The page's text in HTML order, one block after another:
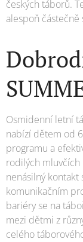
českých táborů.
alespoň částečně
Osmidenní letní
nabízí dětem od
programu a
rodilých
nenásilný kontakt
komunikačním
bariéry se na
mezi dětmi z
celého